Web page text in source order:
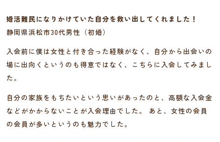
婚活難民になりかけていた自分を救い出してくれました！
静岡県浜松市30代男性（初婚）
入会前に僕は女性と付き合った経験がなく、自分から出会いの
場に出向くというのも得意ではなく、こちらに入会してみまし
た。
自分の家族をもちたいという思いがあったのと、高額な入会金
などがかからないことが入会理由でした。 あと、女性の会員
の会員が多いというのも魅力でした。